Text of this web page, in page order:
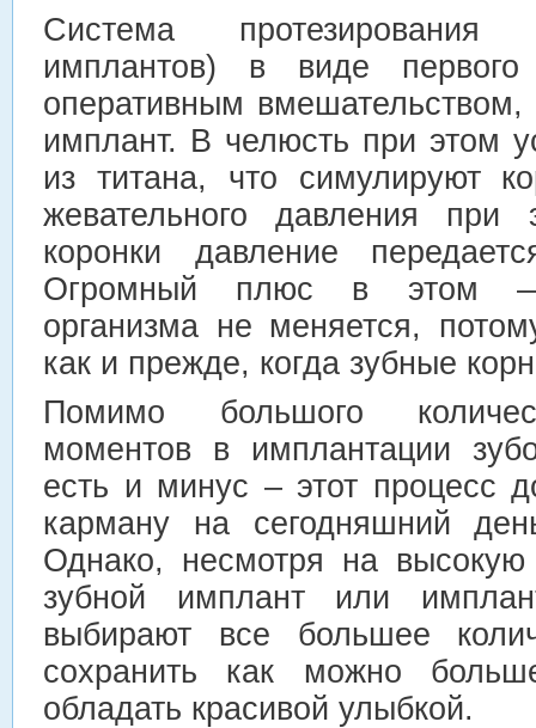
Система протезирования
имплантов) в виде первого
оперативным вмешательством,
имплант. В челюсть при этом
из титана, что симулируют
жевательного давления
коронки давление
Огромный плюс в этом —
организма не меняется,
как и прежде, когда зубные
Помимо большого
моментов в имплантации
есть и минус – этот процесс
карману на сегодняшний
Однако, несмотря на высокую
зубной имплант или
выбирают все большее
сохранить как можно
обладать красивой улыбкой.